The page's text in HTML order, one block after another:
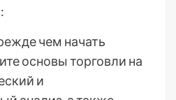
чем начать
основы торговли на
и